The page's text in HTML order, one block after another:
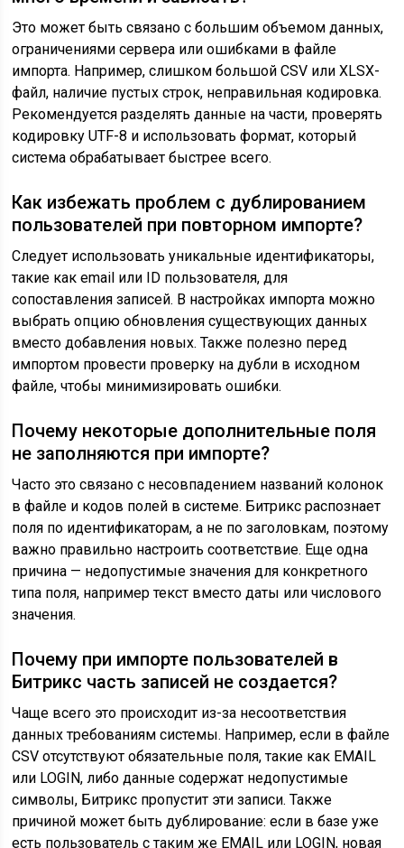
Это может быть связано с большим объемом данных,
ограничениями сервера или ошибками в файле
импорта. Например, слишком большой CSV или XLSX-
файл, наличие пустых строк, неправильная кодировка.
Рекомендуется разделять данные на части, проверять
кодировку UTF-8 и использовать формат, который
система обрабатывает быстрее всего.
Как избежать проблем с дублированием
пользователей при повторном импорте?
Следует использовать уникальные идентификаторы,
такие как email или ID пользователя, для
сопоставления записей. В настройках импорта можно
выбрать опцию обновления существующих данных
вместо добавления новых. Также полезно перед
импортом провести проверку на дубли в исходном
файле, чтобы минимизировать ошибки.
Почему некоторые дополнительные поля
не заполняются при импорте?
Часто это связано с несовпадением названий колонок
в файле и кодов полей в системе. Битрикс распознает
поля по идентификаторам, а не по заголовкам, поэтому
важно правильно настроить соответствие. Еще одна
причина — недопустимые значения для конкретного
типа поля, например текст вместо даты или числового
значения.
Почему при импорте пользователей в
Битрикс часть записей не создается?
Чаще всего это происходит из-за несоответствия
данных требованиям системы. Например, если в файле
CSV отсутствуют обязательные поля, такие как EMAIL
или LOGIN, либо данные содержат недопустимые
символы, Битрикс пропустит эти записи. Также
причиной может быть дублирование: если в базе уже
есть пользователь с таким же EMAIL или LOGIN, новая